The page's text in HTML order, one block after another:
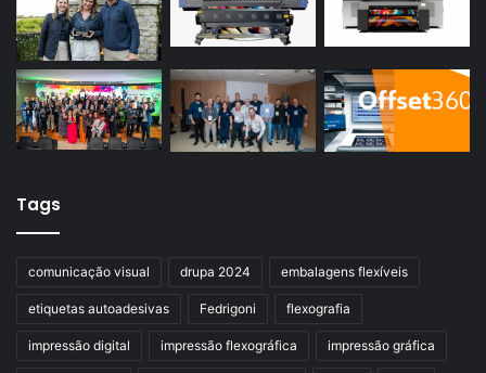
Tags
comunicação visual drupa 2024 embalagens flexíveis
etiquetas autoadesivas Fedrigoni flexografia
impressão digital impressão flexográfica impressão gráfica